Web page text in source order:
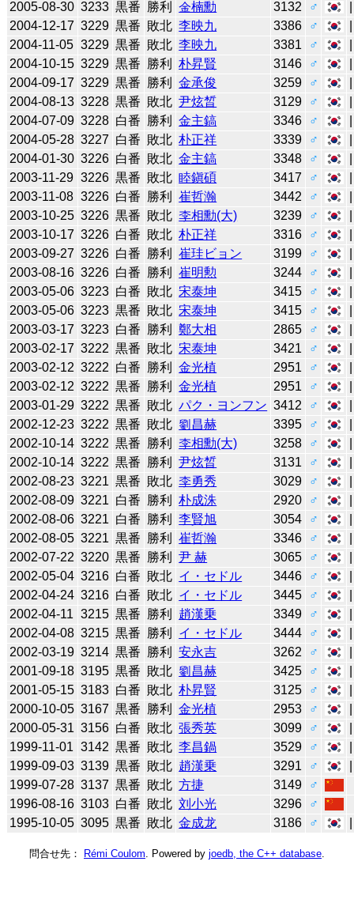
2005-08-30 3233 黒番 勝利 金楠勳 3132 ♂
2004-12-17 3229 黒番 敗北 李映九 3386 ♂
2004-11-05 3229 黒番 敗北 李映九 3381 ♂
2004-10-15 3229 黒番 勝利 朴昇賢 3146 ♂
2004-09-17 3229 黒番 勝利 金承俊 3259 ♂
2004-08-13 3228 黒番 敗北 尹炫晳 3129 ♂
2004-07-09 3228 白番 勝利 金主鎬 3346 ♂
2004-05-28 3227 白番 敗北 朴正祥 3339 ♂
2004-01-30 3226 白番 敗北 金主鎬 3348 ♂
2003-11-29 3226 黒番 敗北 睦鎭碩 3417 ♂
2003-11-08 3226 白番 勝利 崔哲瀚 3442 ♂
2003-10-25 3226 黒番 敗北 李相勳(大) 3239 ♂
2003-10-17 3226 白番 敗北 朴正祥 3316 ♂
2003-09-27 3226 白番 勝利 崔珪ビョン 3199 ♂
2003-08-16 3226 白番 勝利 崔明勲 3244 ♂
2003-05-06 3223 白番 敗北 宋泰坤 3415 ♂
2003-05-06 3223 黒番 敗北 宋泰坤 3415 ♂
2003-03-17 3223 白番 勝利 鄭大相 2865 ♂
2003-02-17 3222 黒番 敗北 宋泰坤 3421 ♂
2003-02-12 3222 白番 勝利 金光植 2951 ♂
2003-02-12 3222 黒番 勝利 金光植 2951 ♂
2003-01-29 3222 黒番 敗北 パク・ヨンフン 3412 ♂
2002-12-23 3222 黒番 敗北 劉昌赫 3395 ♂
2002-10-14 3222 黒番 勝利 李相勳(大) 3258 ♂
2002-10-14 3222 黒番 勝利 尹炫晳 3131 ♂
2002-08-23 3221 黒番 敗北 李勇秀 3029 ♂
2002-08-09 3221 白番 勝利 朴成洙 2920 ♂
2002-08-06 3221 白番 勝利 李賢旭 3054 ♂
2002-08-05 3221 黒番 勝利 崔哲瀚 3346 ♂
2002-07-22 3220 黒番 勝利 尹 赫 3065 ♂
2002-05-04 3216 白番 敗北 イ・セドル 3446 ♂
2002-04-24 3216 白番 敗北 イ・セドル 3445 ♂
2002-04-11 3215 黒番 勝利 趙漢乗 3349 ♂
2002-04-08 3215 黒番 勝利 イ・セドル 3444 ♂
2002-03-19 3214 黒番 勝利 安永吉 3262 ♂
2001-09-18 3195 黒番 敗北 劉昌赫 3425 ♂
2001-05-15 3183 白番 敗北 朴昇賢 3125 ♂
2000-10-05 3167 黒番 勝利 金光植 2953 ♂
2000-05-31 3156 白番 敗北 張秀英 3099 ♂
1999-11-01 3142 黒番 敗北 李昌鍋 3529 ♂
1999-09-03 3139 黒番 敗北 趙漢乗 3291 ♂
1999-07-28 3137 黒番 敗北 方捷 3149
♂
1996-08-16 3103 白番 敗北 刘小光 3296
♂
1995-10-05 3095 黒番 敗北 金成龙 3186 ♂
問合せ先： Rémi Coulom . Powered by joedb, the C++ database